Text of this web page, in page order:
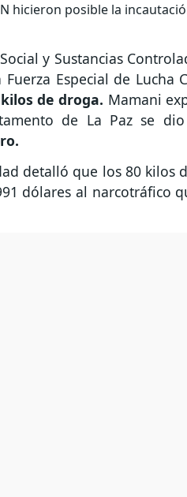
hicieron posible la
y Sustancias
Especial de Lucha
de droga. Mamani
de La Paz se
detalló que los 80 kilos
dólares al narcotráfico